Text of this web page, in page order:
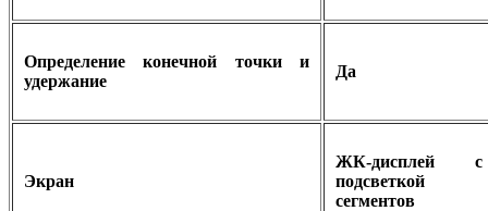
Определение конечной точки и
удержание
Да
Экран
ЖК-дисплей с
подсветкой
сегментов